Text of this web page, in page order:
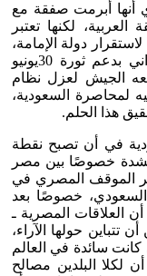
أنها أبرمت صفقة مع
لكنها تعتبر
دولة الإمامة،
كما أن السعودية أفشلت المشروع الإخواني بدعم ثورة 30يونيو
الجيش لعزل نظام
لمحاصرة السعودية،
هذا الحلم.
في أن تصبح نقطة
بشدة خصوصًا بين مصر
الموقف المصري في
خصوصًا بعد
أن العلاقات المصرية ـ
تتباين حولها الآراء،
سائدة في العالم
لكلا البلدين مصالح